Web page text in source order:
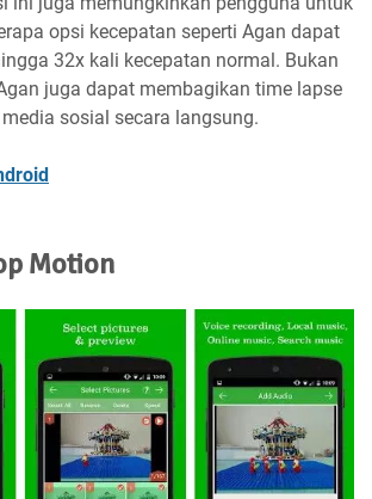
opsi kecepatan seperti Agan dapat
32x kali kecepatan normal. Bukan
juga dapat membagikan time lapse
sosial secara langsung.
Motion